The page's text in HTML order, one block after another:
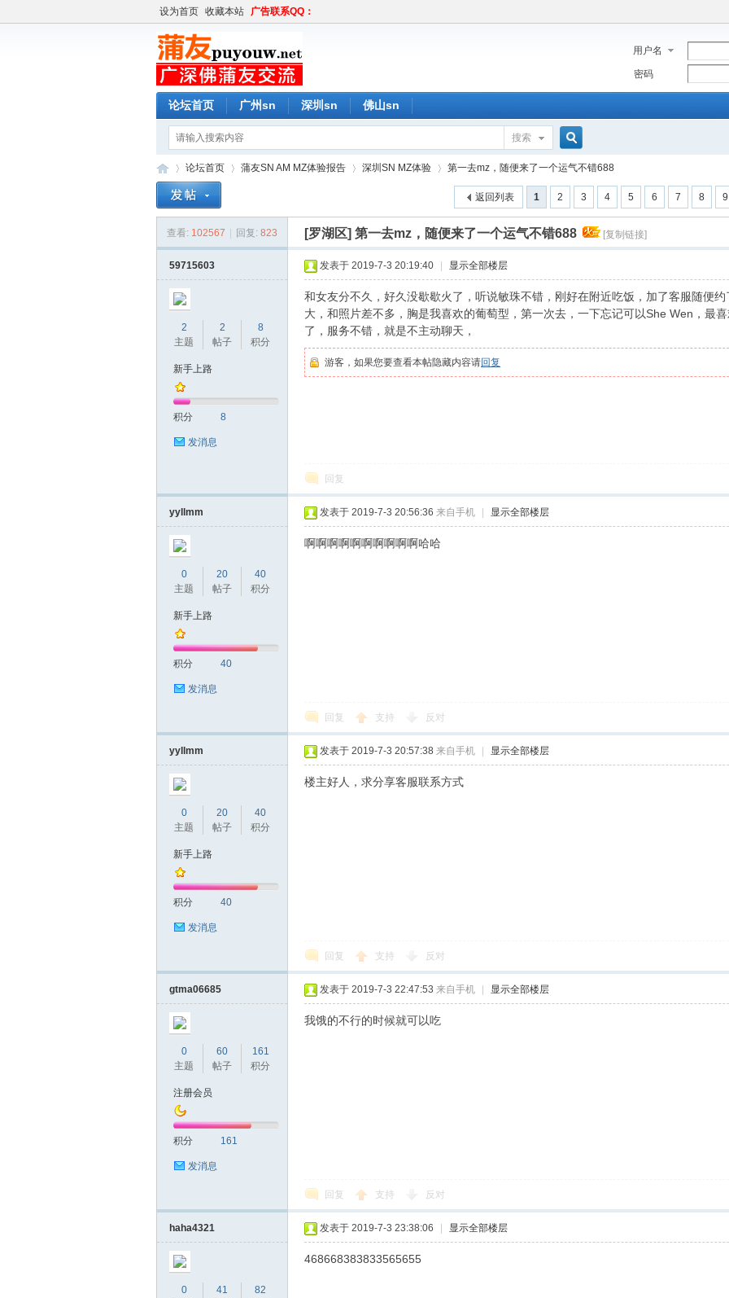
设为首页 收藏本站 广告联系QQ：
用户名
密码
论坛首页 广州sn 深圳sn 佛山sn
搜索
搜
索
深
»
论坛首页 蒲友SN AM MZ体验报告
›
深圳SN MZ体验
›
第一去mz，随便来了一个运气不错688
1 2 3 4 5 6 7 8 9
返回列表
查看: 102567 回复: 823 [罗湖区] 第一去mz，随便来了一个运气不错688 [复制链接]
59715603
2
主题
2
帖子
8
积分
新手上路
积分 8
发消息
发表于 2019-7-3 20:19:40 显示全部楼层
和女友分不久，好久没歇歇火了，听说敏珠不错，刚好在附近吃饭，加了客服随便
大，和照片差不多，胸是我喜欢的葡萄型，第一次去，一下忘记可以She Wen，最
了，服务不错，就是不主动聊天，
游客，如果您要查看本帖隐藏内容请回复
回复
yyllmm
0
主题
20
帖子
40
积分
新手上路
积分 40
发消息
发表于 2019-7-3 20:56:36 来自手机 显示全部楼层
啊啊啊啊啊啊啊啊啊啊哈哈
回复 支持 反对
yyllmm
0
主题
20
帖子
40
积分
新手上路
积分 40
发消息
发表于 2019-7-3 20:57:38 来自手机 显示全部楼层
楼主好人，求分享客服联系方式
回复 支持 反对
gtma06685
0
主题
60
帖子
161
积分
注册会员
积分 161
发消息
发表于 2019-7-3 22:47:53 来自手机 显示全部楼层
我饿的不行的时候就可以吃
回复 支持 反对
haha4321
0
41
82
发表于 2019-7-3 23:38:06 显示全部楼层
468668383833565655